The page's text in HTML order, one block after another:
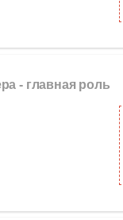
- главная роль